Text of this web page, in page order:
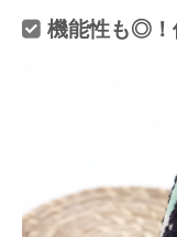
機能性も◎！